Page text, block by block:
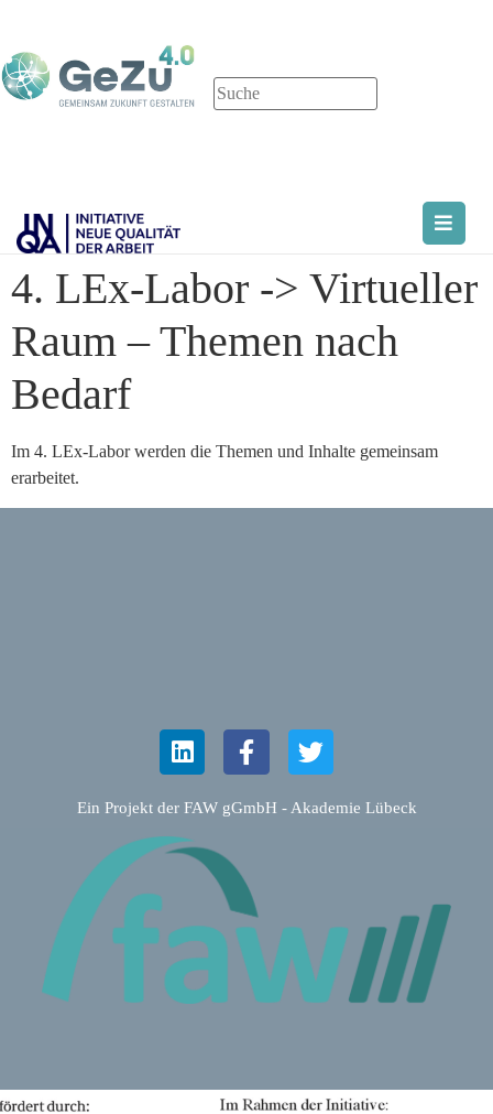
4. LEx-Labor -> Virtueller
Raum – Themen nach
Bedarf
Im 4. LEx-Labor werden die Themen und Inhalte gemeinsam
erarbeitet.
Ein Projekt der FAW gGmbH - Akademie Lübeck